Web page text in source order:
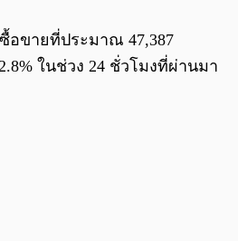
อขายที่ประมาณ 47,387
ในช่วง 24 ชั่วโมงที่ผ่านมา